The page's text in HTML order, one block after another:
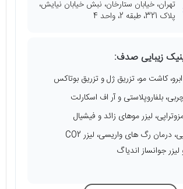
تهران، خیابان ستارخان، نبش خیابان نیایش،
پلاک 321، طبقه 2، واحد 4
زیبایی صدف:
کاشت مو، تزریق ژل و تزریق بوتاکس
بلفاروپلاستی و آر اف اسکارلت
لیزر موهای زائد و فیشیال
پی آر پی، درمان رگ های واریسی، لیزر CO2
جوانساز اندیاگ